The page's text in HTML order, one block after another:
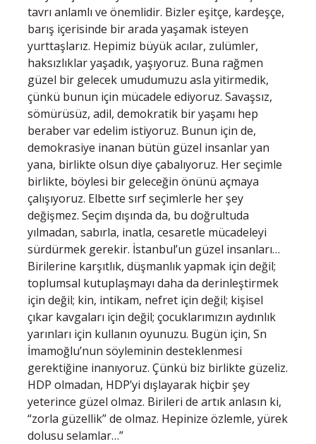
tavrı anlamlı ve önemlidir. Bizler eşitçe, kardeşçe,
barış içerisinde bir arada yaşamak isteyen
yurttaşlarız. Hepimiz büyük acılar, zulümler,
haksızlıklar yaşadık, yaşıyoruz. Buna rağmen
güzel bir gelecek umudumuzu asla yitirmedik,
çünkü bunun için mücadele ediyoruz. Savaşsız,
sömürüsüz, adil, demokratik bir yaşamı hep
beraber var edelim istiyoruz. Bunun için de,
demokrasiye inanan bütün güzel insanlar yan
yana, birlikte olsun diye çabalıyoruz. Her seçimle
birlikte, böylesi bir geleceğin önünü açmaya
çalışıyoruz. Elbette sırf seçimlerle her şey
değişmez. Seçim dışında da, bu doğrultuda
yılmadan, sabırla, inatla, cesaretle mücadeleyi
sürdürmek gerekir. İstanbul’un güzel insanları…
Birilerine karşıtlık, düşmanlık yapmak için değil;
toplumsal kutuplaşmayı daha da derinleştirmek
için değil; kin, intikam, nefret için değil; kişisel
çıkar kavgaları için değil; çocuklarımızın aydınlık
yarınları için kullanın oyunuzu. Bugün için, Sn
İmamoğlu’nun söyleminin desteklenmesi
gerektiğine inanıyoruz. Çünkü biz birlikte güzeliz.
HDP olmadan, HDP’yi dışlayarak hiçbir şey
yeterince güzel olmaz. Birileri de artık anlasın ki,
“zorla güzellik” de olmaz. Hepinize özlemle, yürek
dolusu selamlar…”